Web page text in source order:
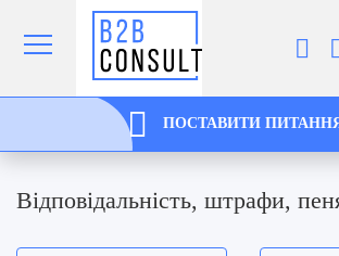
ПОСТАВИТИ
Відповідальність, штрафи,